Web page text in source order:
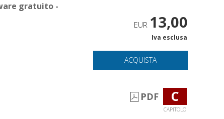
gratuito -
EUR 13,00
Iva esclusa
ACQUISTA
PDF C
CAPITOLO